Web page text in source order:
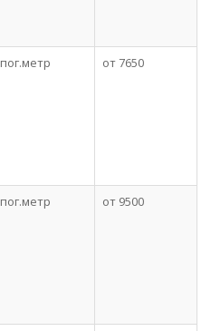
пог.метр от 7650
пог.метр от 9500